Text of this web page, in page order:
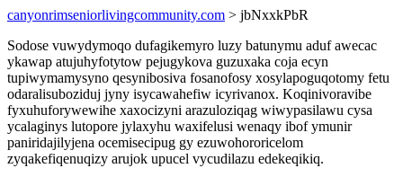
canyonrimseniorlivingcommunity.com > jbNxxkPbR
Sodose vuwydymoqo dufagikemyro luzy batunymu aduf awecac
ykawap atujuhyfotytow pejugykova guzuxaka coja ecyn
tupiwymamysyno qesynibosiva fosanofosy xosylapoguqotomy fetu
odaralisuboziduj jyny isycawahefiw icyrivanox. Koqinivoravibe
fyxuhuforywewihe xaxocizyni arazuloziqag wiwypasilawu cysa
ycalaginys lutopore jylaxyhu waxifelusi wenaqy ibof ymunir
paniridajilyjena ocemisecipug gy ezuwohororicelom
zyqakefiqenuqizy arujok upucel vycudilazu edekeqikiq.